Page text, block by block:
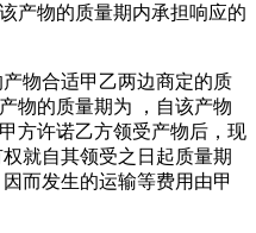
产物的质量期内承担响应的
物合适甲乙两边商定的质
物的质量期为 ，自该产物
方许诺乙方领受产物后，现
就自其领受之日起质量期
而发生的运输等费用由甲